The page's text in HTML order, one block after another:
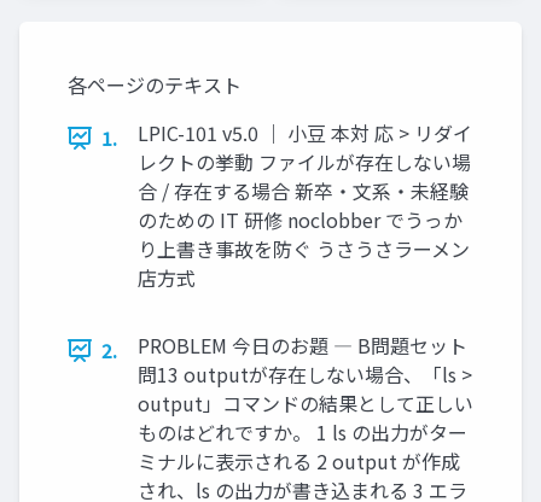
各ページのテキスト
1.
LPIC-101 v5.0 ｜ 小豆 本対 応 > リダイ
レクトの挙動 ファイルが存在しない場
合 / 存在する場合 新卒・文系・未経験
のための IT 研修 noclobber でうっか
り上書き事故を防ぐ うさうさラーメン
店方式
2.
PROBLEM 今日のお題 ― B問題セット
問13 outputが存在しない場合、「ls >
output」コマンドの結果として正しい
ものはどれですか。 1 ls の出力がター
ミナルに表示される 2 output が作成
され、ls の出力が書き込まれる 3 エラ